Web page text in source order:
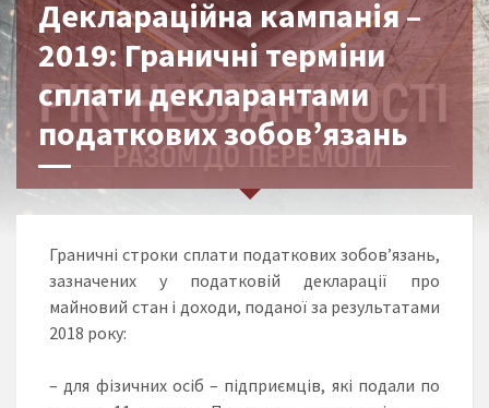
Деклараційна кампанія –
2019: Граничні терміни
сплати декларантами
податкових зобов’язань
Граничні строки сплати податкових зобов’язань,
зазначених у податковій декларації про
майновий стан і доходи, поданої за результатами
2018 року:
– для фізичних осіб – підприємців, які подали по